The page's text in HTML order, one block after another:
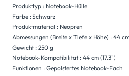
Produkttyp : Notebook-Hülle
Farbe : Schwarz
Produktmaterial : Neopren
Abmessungen (Breite x Tiefe x Höhe) : 44
Gewicht : 250 g
Notebook-Kompatibilität : 44 cm (17.3")
Funktionen : Gepolstertes Notebook-Fach